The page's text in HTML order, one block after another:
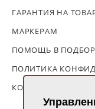
ГАРАНТИЯ НА
МАРКЕРАМ
ПОМОЩЬ В
ПОЛИТИКА
КОНТАКТЫ
8 800 775 83